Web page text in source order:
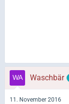
Waschbär
11. November 2016